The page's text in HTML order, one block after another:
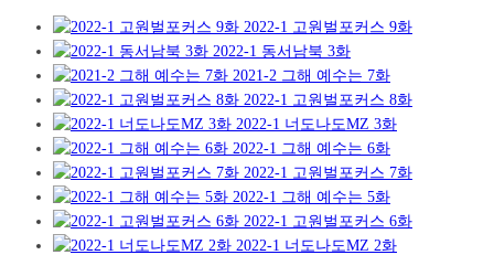
2022-1 고원벌포커스 9화
2022-1 동서남북 3화
2021-2 그해 예수는 7화
2022-1 고원벌포커스 8화
2022-1 너도나도MZ 3화
2022-1 그해 예수는 6화
2022-1 고원벌포커스 7화
2022-1 그해 예수는 5화
2022-1 고원벌포커스 6화
2022-1 너도나도MZ 2화